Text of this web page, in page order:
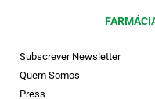
Subscrever Newsletter
Quem Somos
Press